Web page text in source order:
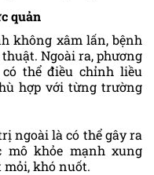
quản
không xâm lấn, bệnh
Ngoài ra, phương
thể điều chỉnh liều
hợp với từng trường
ngoài là có thể gây ra
mô khỏe mạnh xung
mỏi, khó nuốt.